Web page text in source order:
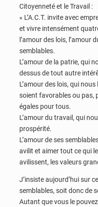
Citoyenneté et le Travail :
« L’A.C.T. invite avec
et vivre intensément
l’amour des lois, l’amour
semblables.
L’amour de la patrie, qui
dessus de tout autre
L’amour des lois, qui
soient favorables ou pas,
égales pour tous.
L’amour du travail, qui
prospérité.
L’amour de ses
avilit et aimer tout ce qui
avilissent, les valeurs
J’insiste aujourd’hui sur
semblables, soit donc de
Autant que vous le